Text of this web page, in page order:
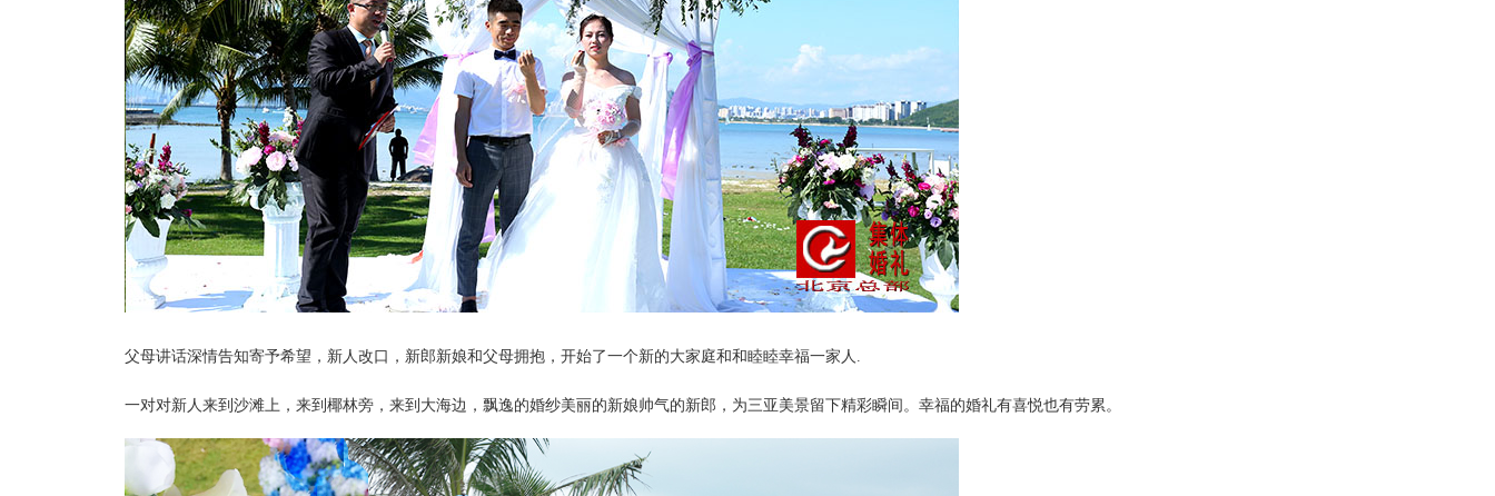
父母讲话深情告知寄予希望，新人改口，新郎新娘和父母拥抱，开始了一个新的大家庭和和睦睦幸福一家人 .
一对对新人来到沙滩上，来到椰林旁，来到大海边， 飘逸的婚纱美丽的新娘帅气的新郎，为三亚美景留下精彩瞬间。 幸福的婚礼有喜悦也有劳累。